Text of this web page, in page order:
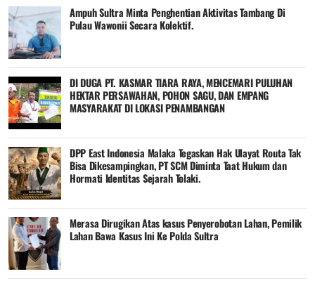
Ampuh Sultra Minta Penghentian Aktivitas Tambang Di
Pulau Wawonii Secara Kolektif.
DI DUGA PT. KASMAR TIARA RAYA, MENCEMARI PULUHAN
HEKTAR PERSAWAHAN, POHON SAGU, DAN EMPANG
MASYARAKAT DI LOKASI PENAMBANGAN
DPP East Indonesia Malaka Tegaskan Hak Ulayat Routa Tak
Bisa Dikesampingkan, PT SCM Diminta Taat Hukum dan
Hormati Identitas Sejarah Tolaki.
Merasa Dirugikan Atas kasus Penyerobotan Lahan, Pemilik
Lahan Bawa Kasus Ini Ke Polda Sultra